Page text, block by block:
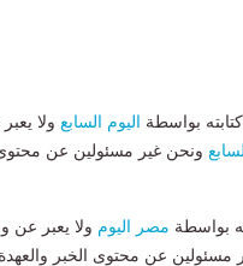
بواسطة اليوم السابع ولا
ونحن غير مسئولين عن
بواسطة مصر اليوم ولا يعبر عن
مسئولين عن محتوى الخبر